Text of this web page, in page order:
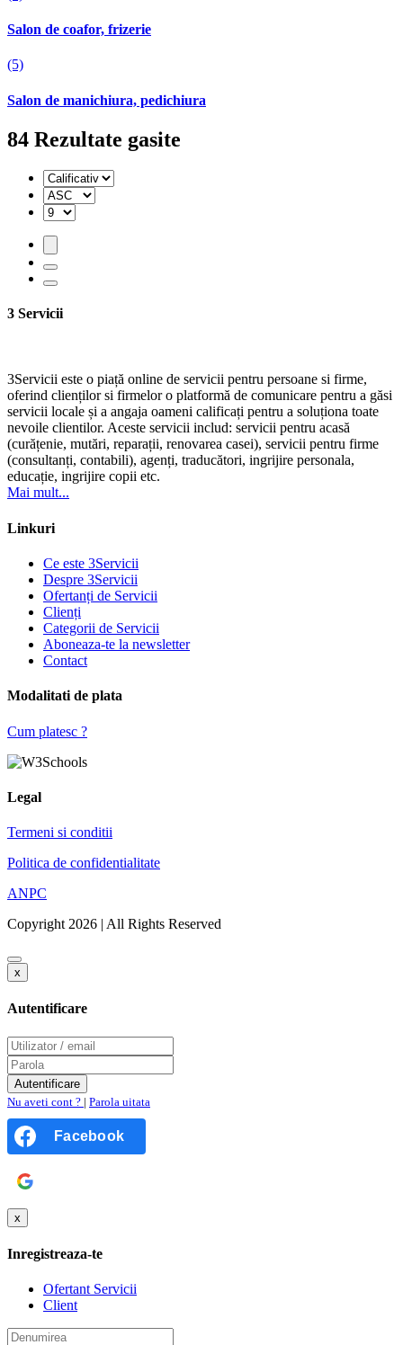
Salon de coafor, frizerie
(5)
Salon de manichiura, pedichiura
84 Rezultate gasite
3 Servicii
3Servicii este o piață online de servicii pentru persoane si firme,
oferind clienților si firmelor o platformă de comunicare pentru a găsi
servicii locale și a angaja oameni calificați pentru a soluționa toate
nevoile clientilor. Aceste servicii includ: servicii pentru acasă
(curățenie, mutări, reparații, renovarea casei), servicii pentru firme
(consultanți, contabili), agenți, traducători, ingrijire personala,
educație, ingrijire copii etc.
Mai mult...
Linkuri
Ce este 3Servicii
Despre 3Servicii
Ofertanți de Servicii
Clienți
Categorii de Servicii
Aboneaza-te la newsletter
Contact
Modalitati de plata
Cum platesc ?
Legal
Termeni si conditii
Politica de confidentialitate
ANPC
Copyright 2026 | All Rights Reserved
x
Autentificare
Nu aveti cont ? | Parola uitata
Facebook
x
Inregistreaza-te
Ofertant Servicii
Client